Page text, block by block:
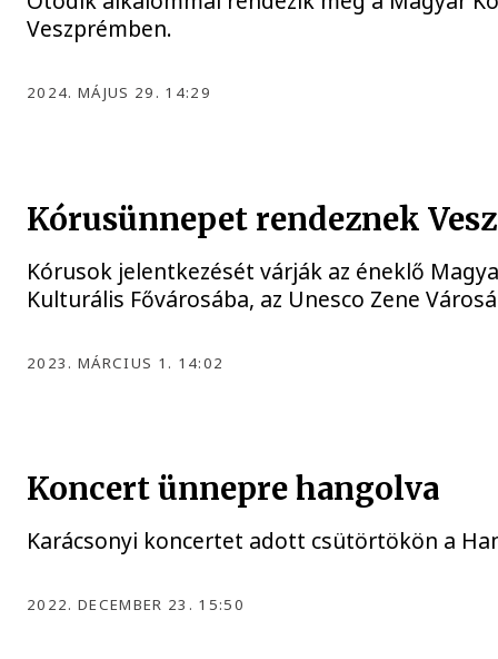
Veszprémben.
2024. MÁJUS 29. 14:29
Kórusünnepet rendeznek
Kórusok jelentkezését várják az éneklő
Kulturális Fővárosába, az Unesco Zene
2023. MÁRCIUS 1. 14:02
Koncert ünnepre hangolva
Karácsonyi koncertet adott csütörtökön a
2022. DECEMBER 23. 15:50